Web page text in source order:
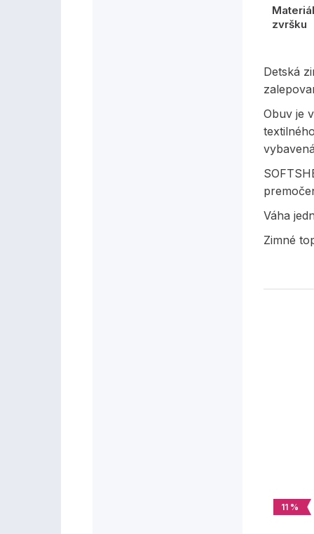
zvršku
Detská
Obuv je
Váha
Zimné
11 %